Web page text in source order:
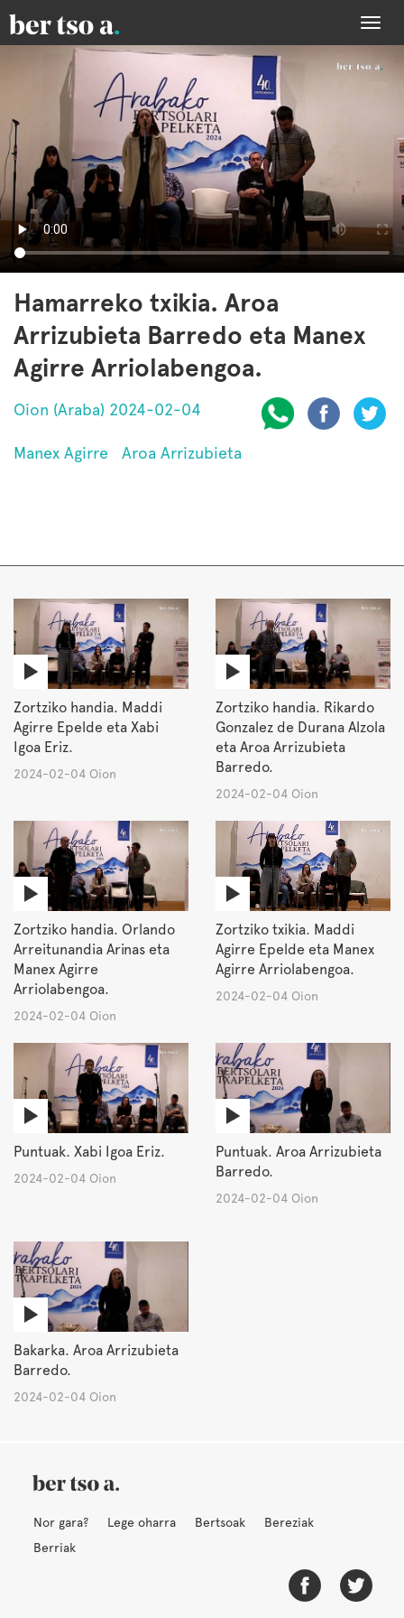
Hamarreko txikia. Aroa
Arrizubieta Barredo eta Manex
Agirre Arriolabengoa.
Oion (Araba) 2024-02-04
Manex Agirre Aroa Arrizubieta
Zortziko handia. Maddi
Agirre Epelde eta Xabi
Igoa Eriz.
2024-02-04 Oion
Zortziko handia. Rikardo
Gonzalez de Durana Alzola
eta Aroa Arrizubieta
Barredo.
2024-02-04 Oion
Zortziko handia. Orlando
Arreitunandia Arinas eta
Manex Agirre
Arriolabengoa.
2024-02-04 Oion
Zortziko txikia. Maddi
Agirre Epelde eta Manex
Agirre Arriolabengoa.
2024-02-04 Oion
Puntuak. Xabi Igoa Eriz.
2024-02-04 Oion
Puntuak. Aroa Arrizubieta
Barredo.
2024-02-04 Oion
Bakarka. Aroa Arrizubieta
Barredo.
2024-02-04 Oion
Nor gara? Lege oharra Bertsoak
Bereziak
Berriak